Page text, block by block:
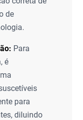
de
Para
é
para
diluindo